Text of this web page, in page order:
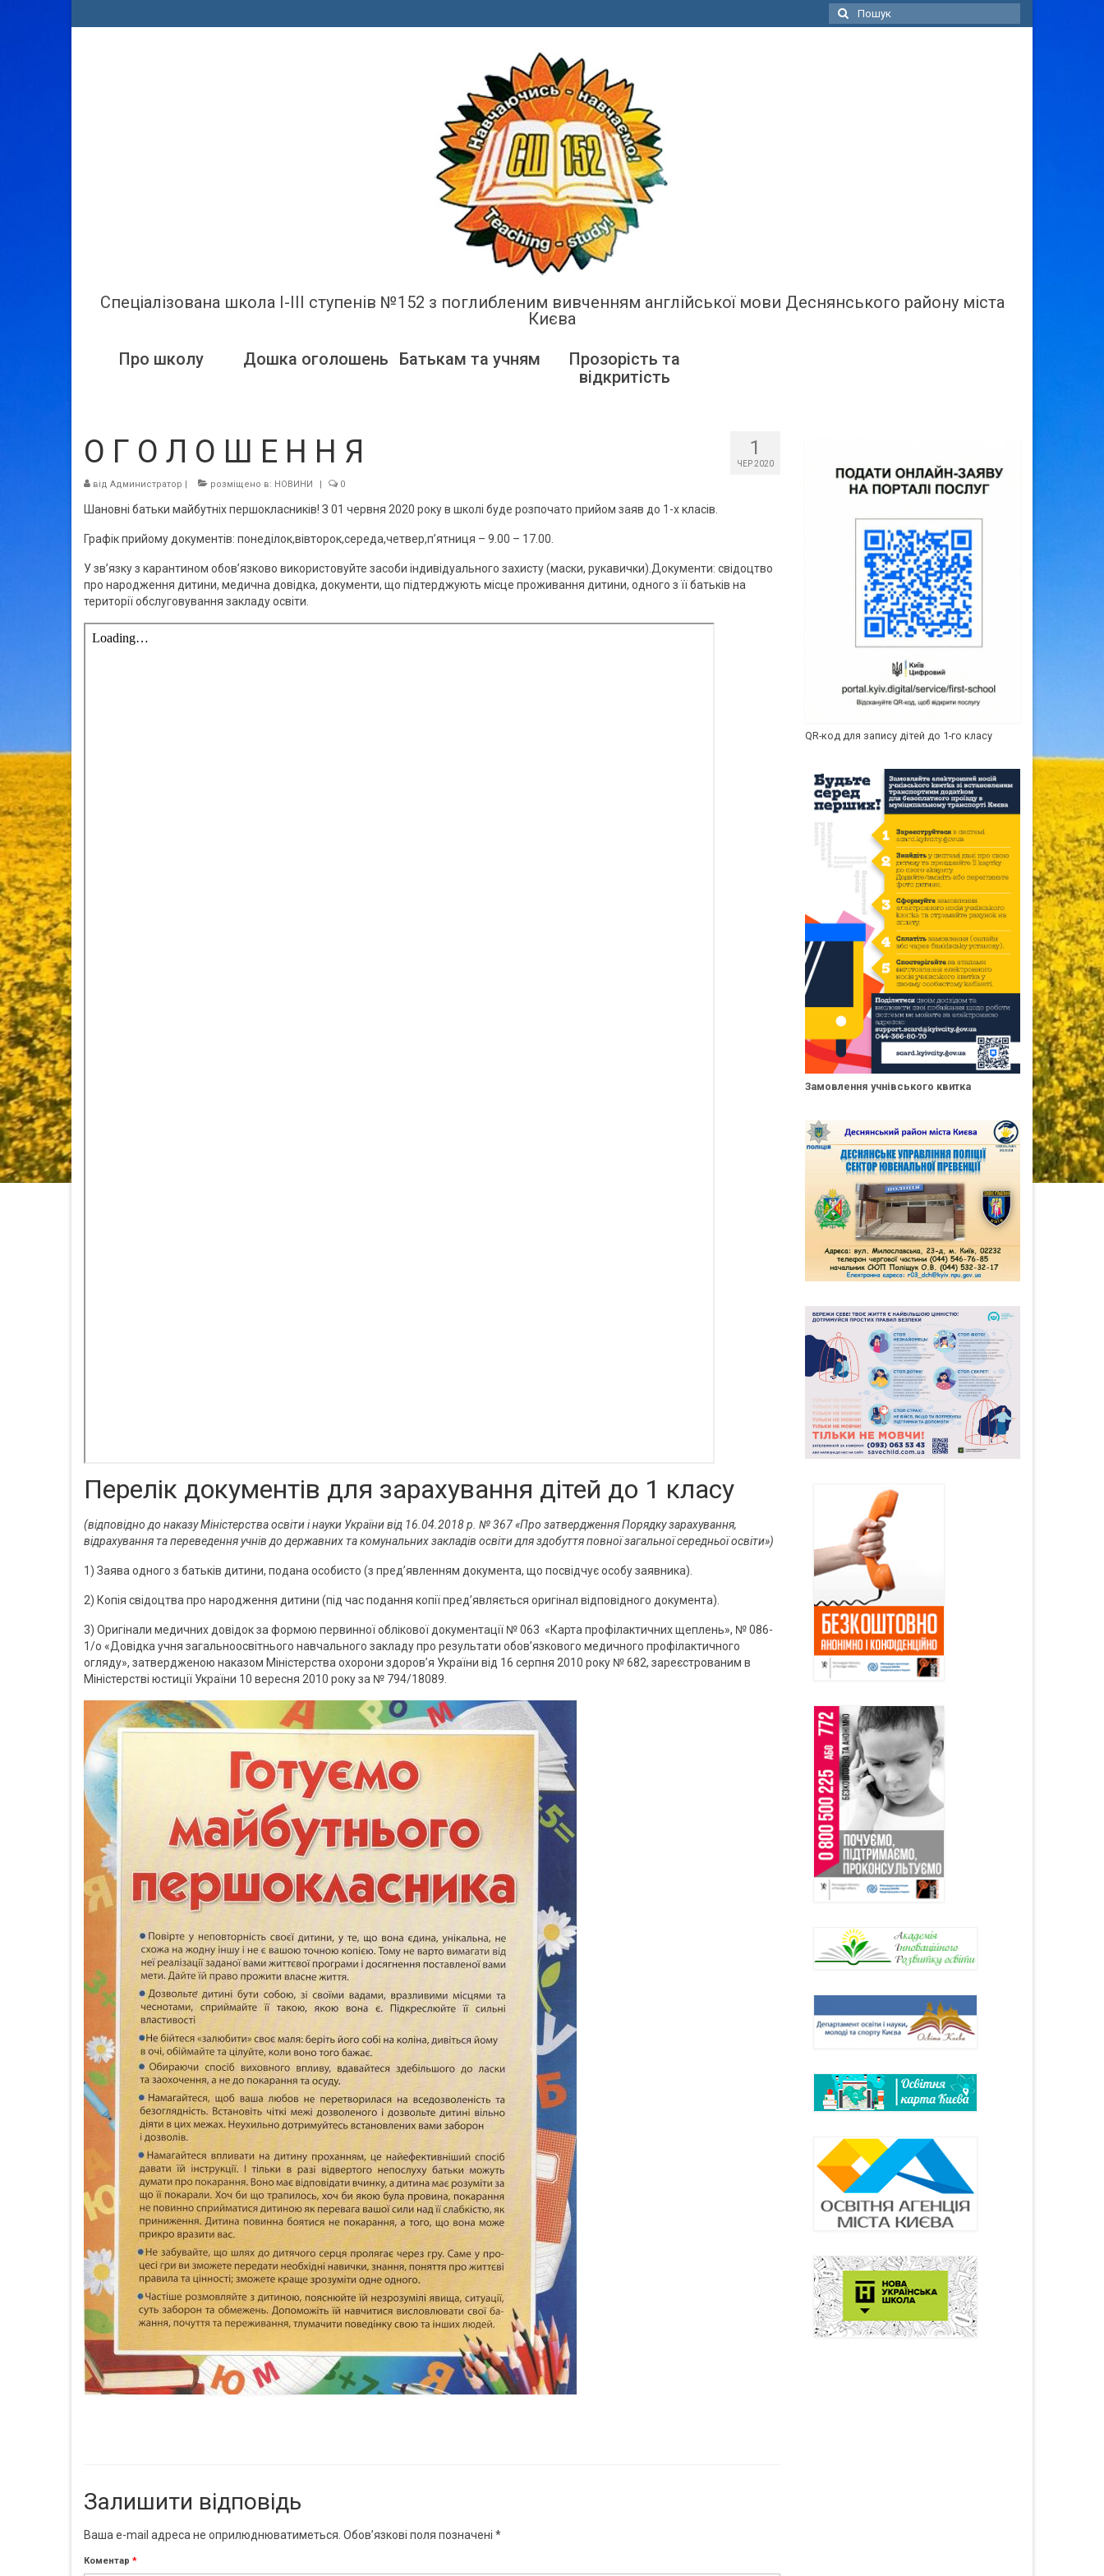
Пошук
для:
Спеціалізована школа І-ІІІ ступенів №152 з поглибленим вивченням англійської мови Деснянського району міста
Києва
Про школу Дошка оголошень Батькам та учням
Прозорість та
відкритість
1
ЧЕР 2020
О Г О Л О Ш Е Н Н Я
від Администратор | розміщено в: НОВИНИ | 0
Шановні батьки майбутніх першокласників! З 01 червня 2020 року в школі буде розпочато прийом заяв до 1-х класів.
Графік прийому документів: понеділок,вівторок,середа,четвер,п’ятниця – 9.00 – 17.00.
У зв’язку з карантином обов’язково використовуйте засоби індивідуального захисту (маски, рукавички).Документи: свідоцтво
про народження дитини, медична довідка, документи, що підтерджують місце проживання дитини, одного з її батьків на
території обслуговування закладу освіти.
Перелік документів для зарахування дітей до 1 класу
(відповідно до наказу Міністерства освіти і науки України від 16.04.2018 р. № 367 «Про затвердження Порядку зарахування,
відрахування та переведення учнів до державних та комунальних закладів освіти для здобуття повної загальної середньої освіти»)
1) Заява одного з батьків дитини, подана особисто (з пред’явленням документа, що посвідчує особу заявника).
2) Копія свідоцтва про народження дитини (під час подання копії пред’являється оригінал відповідного документа).
3) Оригінали медичних довідок за формою первинної облікової документації № 063 «Карта профілактичних щеплень», № 086-
1/о «Довідка учня загальноосвітнього навчального закладу про результати обов’язкового медичного профілактичного
огляду», затвердженою наказом Міністерства охорони здоров’я України від 16 серпня 2010 року № 682, зареєстрованим в
Міністерстві юстиції України 10 вересня 2010 року за № 794/18089.
Залишити відповідь
Ваша e-mail адреса не оприлюднюватиметься. Обов’язкові поля позначені *
Коментар *
QR-код для запису дітей до 1-го класу
Замовлення учнівського квитка